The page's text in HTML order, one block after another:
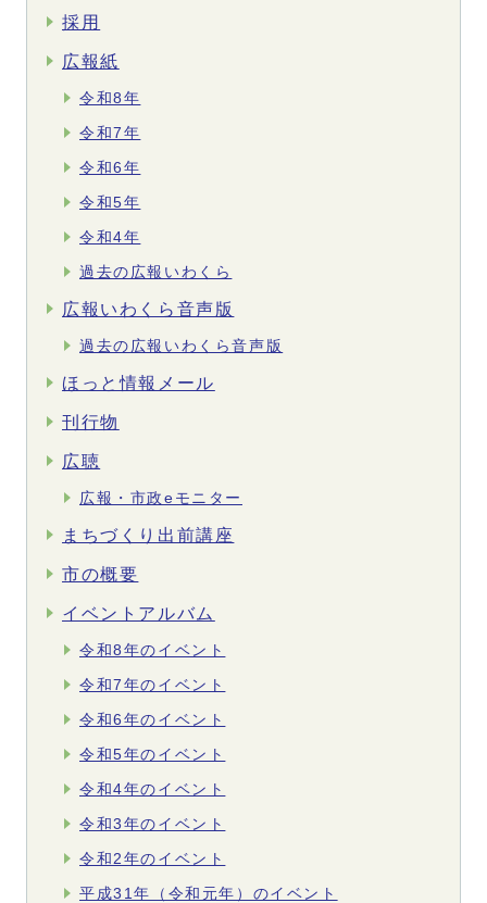
採用
広報紙
令和8年
令和7年
令和6年
令和5年
令和4年
過去の広報いわくら
広報いわくら音声版
過去の広報いわくら音声版
ほっと情報メール
刊行物
広聴
広報・市政eモニター
まちづくり出前講座
市の概要
イベントアルバム
令和8年のイベント
令和7年のイベント
令和6年のイベント
令和5年のイベント
令和4年のイベント
令和3年のイベント
令和2年のイベント
平成31年（令和元年）のイベント